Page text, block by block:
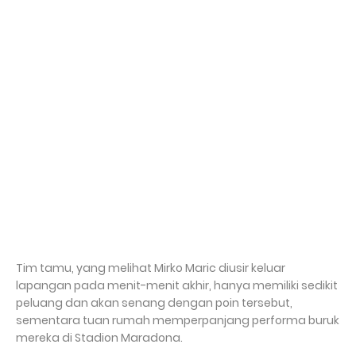
Tim tamu, yang melihat Mirko Maric diusir keluar
lapangan pada menit-menit akhir, hanya memiliki sedikit
peluang dan akan senang dengan poin tersebut,
sementara tuan rumah memperpanjang performa buruk
mereka di Stadion Maradona.